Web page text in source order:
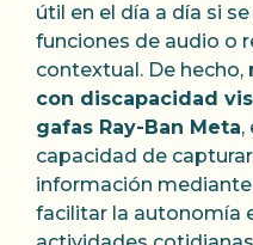
útil en el día a día si
funciones de audio o
contextual. De hecho,
con discapacidad
gafas Ray-Ban Meta,
capacidad de
información
facilitar la autonomía